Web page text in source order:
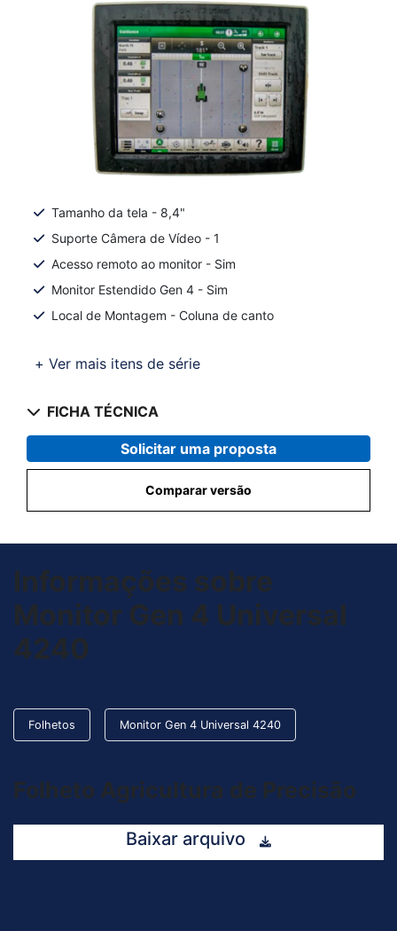
Tamanho da tela - 8,4"
Suporte Câmera de Vídeo - 1
Acesso remoto ao monitor - Sim
Monitor Estendido Gen 4 - Sim
Local de Montagem - Coluna de canto
+ Ver mais itens de série
FICHA TÉCNICA
Solicitar uma proposta
Comparar versão
Informações sobre
Monitor Gen 4 Universal
4240
Folhetos Monitor Gen 4 Universal 4240
Folheto Agricultura de Precisão
Baixar arquivo